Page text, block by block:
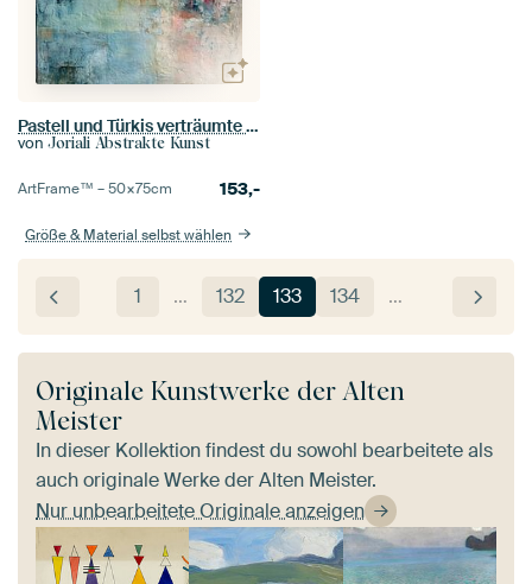
Pastell und Türkis verträumte abstrakte Malerei
von Joriali Abstrakte Kunst
ArtFrame™ –50×75cm 153,-
Größe & Material selbst wählen
1 … 132 133 134 …
Originale Kunstwerke der Alten
Meister
In dieser Kollektion findest du sowohl bearbeitete als
auch originale Werke der Alten Meister.
Nur unbearbeitete Originale anzeigen